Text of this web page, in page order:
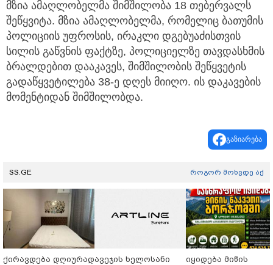
მზია ამაღლობელმა შიმშილობა 18 თებერვალს
შეწყვიტა. მზია ამაღლობელმა, რომელიც ბათუმის
პოლიციის უფროსის, ირაკლი დგებუაძისთვის
სილის გაწვნის ფაქტზე, პოლიციელზე თავდასხმის
ბრალდებით დააკავეს, შიმშილობის შეწყვეტის
გადაწყვეტილება 38-ე დღეს მიიღო. ის დაკავების
მომენტიდან შიმშილობდა.
გაზიარება
SS.GE როგორ მოხვდე აქ
ქირავდება დღიურადავეჯის ხელოსანი
იყიდება მიწის